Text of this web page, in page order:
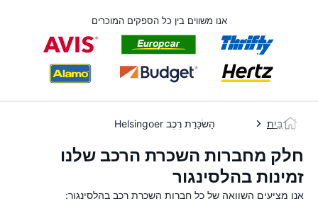
אנו משווים בין כל הספקים המוכרים
בַּיִת הַשׂכָּרַת רֶכֶב Helsingoer
חלק מחברות השכרת הרכב שלנו
זמינות בהלסינגור
אנו מציעים השוואה של כל חברות השכרת רכב בהלסינגור: